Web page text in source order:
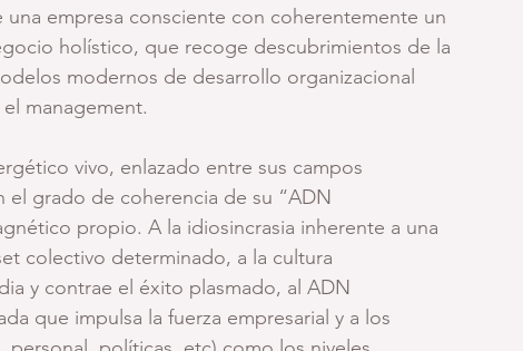
empresa consciente con coherentemente un
holístico, que recoge descubrimientos de la
modernos de desarrollo organizacional
management.
vivo, enlazado entre sus campos
el grado de coherencia de su “ADN
propio. A la idiosincrasia inherente a una
colectivo determinado, a la cultura
y contrae el éxito plasmado, al ADN
que impulsa la fuerza empresarial y a los